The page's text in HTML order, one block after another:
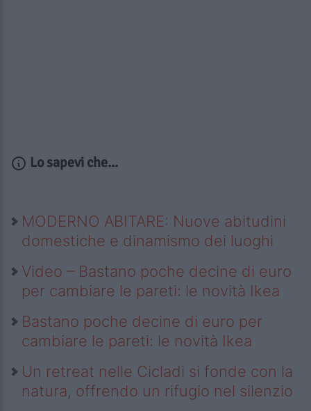
Lo sapevi che...
MODERNO ABITARE: Nuove abitudini
domestiche e dinamismo dei luoghi
Video – Bastano poche decine di euro
per cambiare le pareti: le novità Ikea
Bastano poche decine di euro per
cambiare le pareti: le novità Ikea
Un retreat nelle Cicladi si fonde con la
natura, offrendo un rifugio nel silenzio